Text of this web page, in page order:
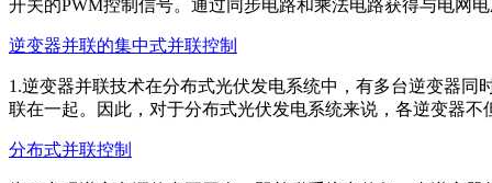
开关的PWM控制信号。通过同步电路和乘法电路获得与电网
逆变器并联的集中式并联控制
1.逆变器并联技术在分布式光伏发电系统中，有多台逆变器
联在一起。因此，对于分布式光伏发电系统来说，各逆变器不
分布式并联控制